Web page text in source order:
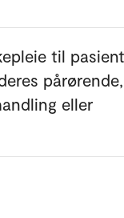
til
pårørende,
eller